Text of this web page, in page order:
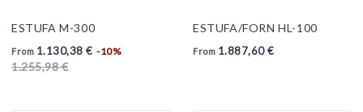
ESTUFA M-300
From 1.130,38 € -10%
1.255,98 €
ESTUFA/FORN HL-100
From 1.887,60 €